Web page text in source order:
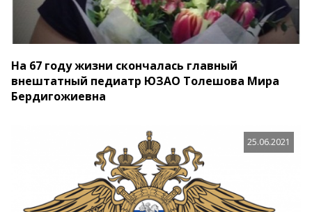
На 67 году жизни скончалась главный
внештатный педиатр ЮЗАО Толешова Мира
Бердигожиевна
25.06.2021